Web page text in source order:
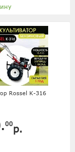
Rossel K-316
00р.